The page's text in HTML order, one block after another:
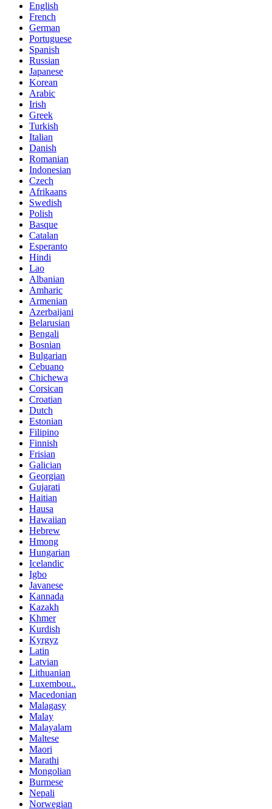
English
French
German
Portuguese
Spanish
Russian
Japanese
Korean
Arabic
Irish
Greek
Turkish
Italian
Danish
Romanian
Indonesian
Czech
Afrikaans
Swedish
Polish
Basque
Catalan
Esperanto
Hindi
Lao
Albanian
Amharic
Armenian
Azerbaijani
Belarusian
Bengali
Bosnian
Bulgarian
Cebuano
Chichewa
Corsican
Croatian
Dutch
Estonian
Filipino
Finnish
Frisian
Galician
Georgian
Gujarati
Haitian
Hausa
Hawaiian
Hebrew
Hmong
Hungarian
Icelandic
Igbo
Javanese
Kannada
Kazakh
Khmer
Kurdish
Kyrgyz
Latin
Latvian
Lithuanian
Luxembou..
Macedonian
Malagasy
Malay
Malayalam
Maltese
Maori
Marathi
Mongolian
Burmese
Nepali
Norwegian